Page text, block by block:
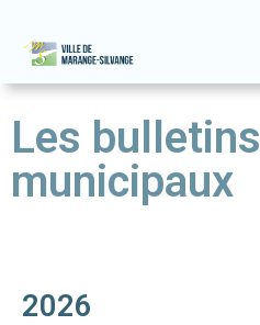
Les bulletins
municipaux
2026